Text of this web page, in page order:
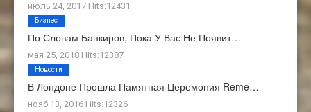
июль 24, 2017 Hits:12431
По Словам Банкиров, Пока У Вас Не Появит…
мая 25, 2018 Hits:12387
Бизнес
В Лондоне Прошла Памятная Церемония Reme…
нояб 13, 2016 Hits:12326
Новости